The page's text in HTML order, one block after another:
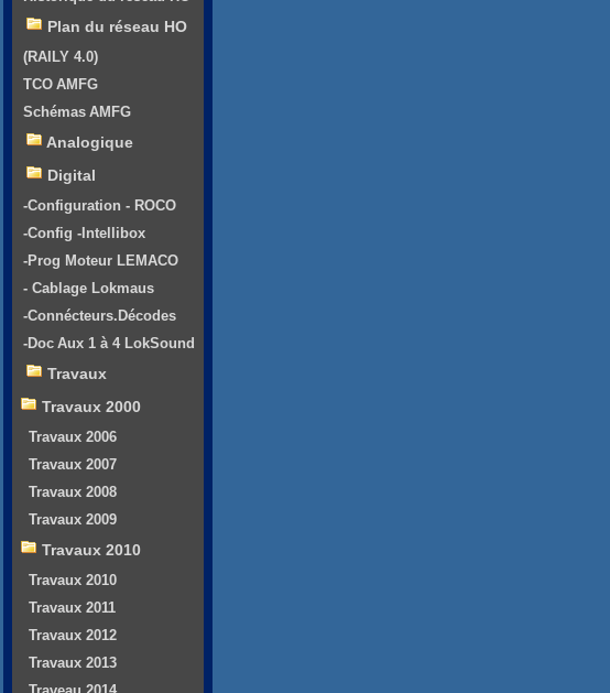
Plan du réseau HO
(RAILY 4.0)
TCO AMFG
Schémas AMFG
Analogique
Digital
-Configuration - ROCO
-Config -Intellibox
-Prog Moteur LEMACO
- Cablage Lokmaus
-Connécteurs.Décodes
-Doc Aux 1 à 4 LokSound
Travaux
Travaux 2000
Travaux 2006
Travaux 2007
Travaux 2008
Travaux 2009
Travaux 2010
Travaux 2010
Travaux 2011
Travaux 2012
Travaux 2013